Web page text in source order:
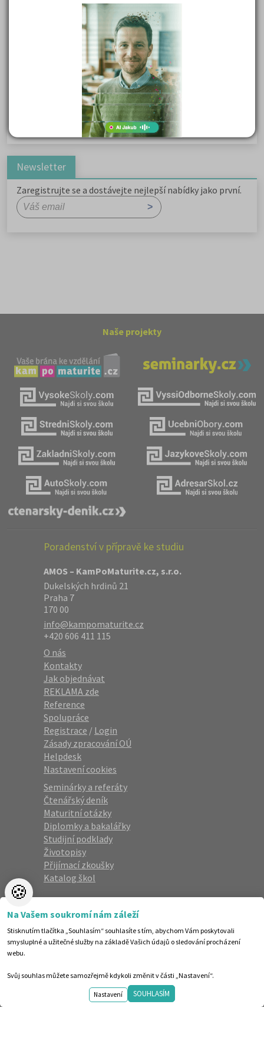
Kritika hry M. L. King v Salesiánském divadle
Důležité reakce organických sloučenin a jejich význam
Zákonitosti v elektronové struktuře
Základní charakteristiky obyvatelstva a geografie sídel
Karel Hynek Mácha: Máj
Karel Havlíček Borovský: Tyrolské elegie
Romain Rolland: Petr a Lucie
Newsletter
Zaregistrujte se a dostávejte nejlepší nabídky jako první.
Naše projekty
Poradenství v přípravě ke studiu
AMOS – KamPoMaturite.cz, s.r.o.
Dukelských hrdinů 21
Praha 7
170 00
info@kampomaturite.cz
+420 606 411 115
O nás
Kontakty
Jak objednávat
REKLAMA zde
Reference
Spolupráce
Registrace / Login
Zásady zpracování OÚ
Helpdesk
Nastavení cookies
Seminárky a referáty
Čtenářský deník
Maturitní otázky
Diplomky a bakalářky
Studijní podklady
Životopisy
Přijímací zkoušky
Katalog škol
Zaregistrujte se a dostávejte nejlepší
nabídky jako první.
🍪
Na Vašem soukromí nám záleží
Stisknutím tlačítka „Souhlasím“ souhlasíte s tím, abychom Vám poskytovali
smysluplné a užitečné služby na základě Vašich údajů o sledování procházení
webu.
Svůj souhlas můžete samozřejmě kdykoli změnit v části „Nastavení“.
Nastavení SOUHLASÍM